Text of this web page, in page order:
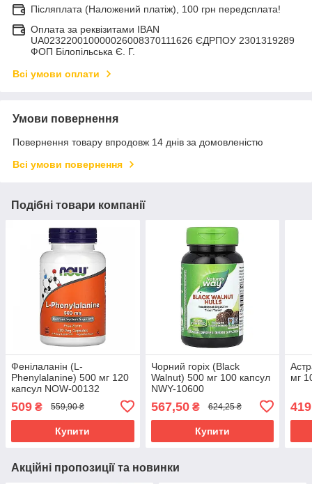
Післяплата (Наложений платіж), 100 грн передсплата!
Оплата за реквізитами IBAN
UA023220010000026008370111626 ЄДРПОУ 2301319289
ФОП Білопільська Є. Г.
Всі умови оплати
Умови повернення
Повернення товару впродовж 14 днів за домовленістю
Всі умови повернення
Подібні товари компанії
Фенілаланін (L-
Phenylalanine) 500 мг 120
капсул NOW-00132
509 ₴ 559,90 ₴
Купити
Чорний горіх (Black
Walnut) 500 мг 100 капсул
NWY-10600
567,50₴ 624,25 ₴
Купити
мг
419
Акційні пропозиції та новинки